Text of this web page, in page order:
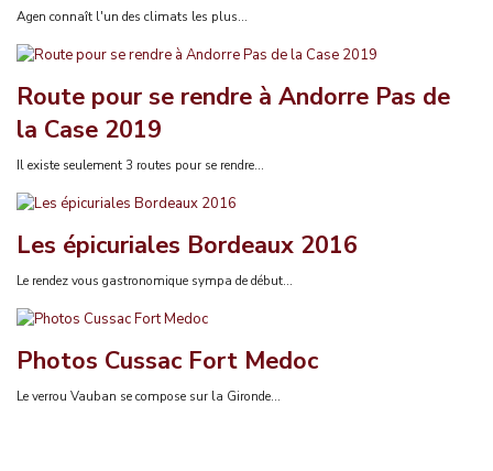
Agen connaît l'un des climats les plus...
Route pour se rendre à Andorre Pas de
la Case 2019
Il existe seulement 3 routes pour se rendre...
Les épicuriales Bordeaux 2016
Le rendez vous gastronomique sympa de début...
Photos Cussac Fort Medoc
Le verrou Vauban se compose sur la Gironde...